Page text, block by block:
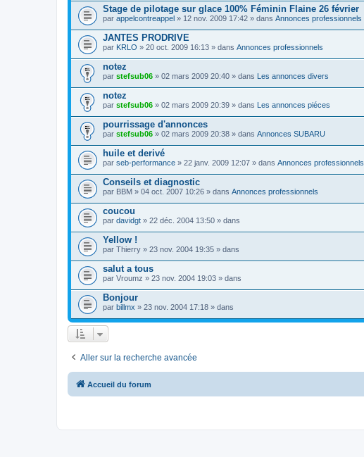
Stage de pilotage sur glace 100% Féminin Flaine 26 février
par appelcontreappel » 12 nov. 2009 17:42 » dans Annonces professionnels
JANTES PRODRIVE
par KRLO » 20 oct. 2009 16:13 » dans Annonces professionnels
notez
par stefsub06 » 02 mars 2009 20:40 » dans Les annonces divers
notez
par stefsub06 » 02 mars 2009 20:39 » dans Les annonces piéces
pourrissage d'annonces
par stefsub06 » 02 mars 2009 20:38 » dans Annonces SUBARU
huile et derivé
par seb-performance » 22 janv. 2009 12:07 » dans Annonces professionnels
Conseils et diagnostic
par BBM » 04 oct. 2007 10:26 » dans Annonces professionnels
coucou
par davidgt » 22 déc. 2004 13:50 » dans
Yellow !
par Thierry » 23 nov. 2004 19:35 » dans
salut a tous
par Vroumz » 23 nov. 2004 19:03 » dans
Bonjour
par billmx » 23 nov. 2004 17:18 » dans
Aller sur la recherche avancée
Accueil du forum